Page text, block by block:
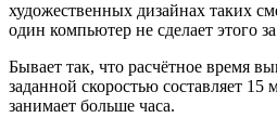
художественных дизайнах таких
один компьютер не сделает этого
Бывает так, что расчётное время
заданной скоростью составляет
занимает больше часа.